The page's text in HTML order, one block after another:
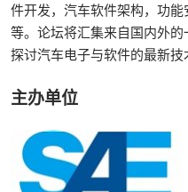
件开发，汽车软件架构，功
等。论坛将汇集来自国内外
探讨汽车电子与软件的最新技
主办单位